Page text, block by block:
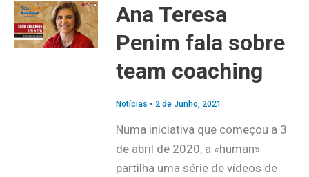
Ana Teresa
Penim fala sobre
team coaching
Notícias • 2 de Junho, 2021
Numa iniciativa que começou a 3
de abril de 2020, a «human»
partilha uma série de vídeos de